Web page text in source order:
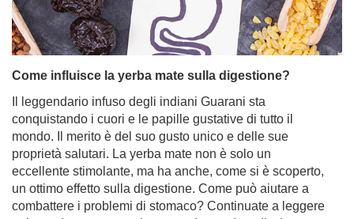
Come influisce la yerba mate sulla digestione?
Il leggendario infuso degli indiani Guarani sta
conquistando i cuori e le papille gustative di tutto il
mondo. Il merito è del suo gusto unico e delle sue
proprietà salutari. La yerba mate non è solo un
eccellente stimolante, ma ha anche, come si è scoperto,
un ottimo effetto sulla digestione. Come può aiutare a
combattere i problemi di stomaco? Continuate a leggere